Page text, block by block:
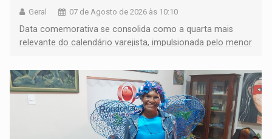
Geral 07 de Agosto de 2026 às 10:10
Data comemorativa se consolida como a quarta mais
relevante do calendário varejista, impulsionada pelo menor
média do trabalhador